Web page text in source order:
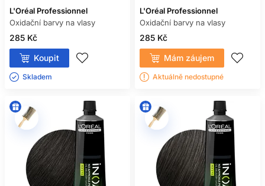
L'Oréal Professionnel
Oxidační barvy na vlasy
285 Kč
Koupit
Skladem ㅤ
L'Oréal Professionnel
Oxidační barvy na vlasy
285 Kč
Mám záujem
Aktuálně nedostupné